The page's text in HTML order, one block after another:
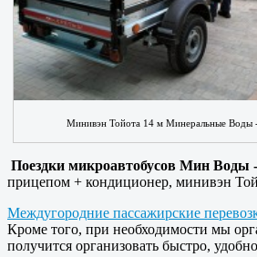
Минивэн Тойота 14 м Минеральные Воды -
Поездки микроавтобусов Мин
прицепом + кондиционер, минивэн
Междугородние пассажирские
Кроме того, при необходимости мы
получится организовать быстро,